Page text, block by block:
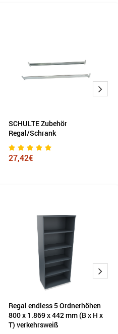
SCHULTE Zubehör
Regal/Schrank
27,42€
Regal endless 5 Ordnerhöhen
800 x 1.869 x 442 mm (B x H x
T) verkehrsweiß